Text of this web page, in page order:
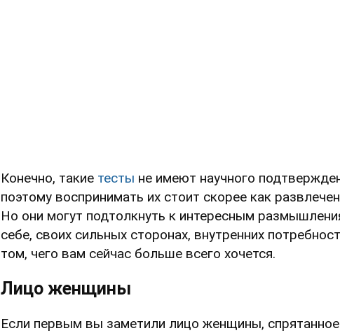
Конечно, такие тесты не имеют научного
поэтому воспринимать их стоит скорее как
Но они могут подтолкнуть к интересным
себе, своих сильных сторонах, внутренних
том, чего вам сейчас больше всего хочется.
Лицо женщины
Если первым вы заметили лицо женщины,